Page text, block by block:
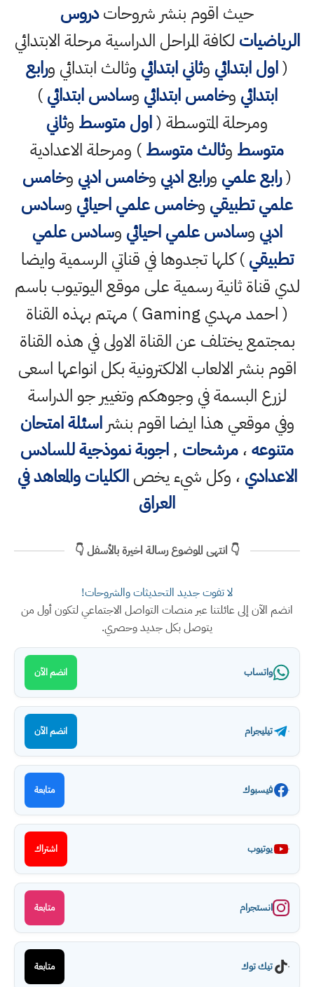
حيث اقوم بنشر شروحاتدروس
الرياضيات لكافة المراحل الدراسية مرحلة الابتدائي
(اول ابتدائي وثاني ابتدائي وثالث ابتدائي ورابع
ابتدائي وخامس ابتدائي وسادس ابتدائي)
ومرحلة المتوسطة (اول متوسط وثاني
متوسط وثالث متوسط) ومرحلة الاعدادية
(رابع علمي ورابع ادبي وخامس ادبي وخامس
علمي تطبيقي وخامس علمي احيائي وسادس
ادبي وسادس علمي احيائي وسادس علمي
تطبيقي) كلها تجدوها في قناتي الرسمية وايضا
لدي قناة ثانية رسمية على موقع اليوتيوب باسم
( احمد مهدي Gaming ) مهتم بهذه القناة
بمجتمع يختلف عن القناة الاولى في هذه القناة
اقوم بنشر الالعاب الالكترونية بكل انواعها اسعى
لزرع البسمة في وجوهكم وتغيير جو الدراسة
وفي موقعي هذا ايضا اقوم بنشراسئلة امتحان
متنوعه،مرشحات ,اجوبة نموذجية للسادس
الاعدادي ، وكل شيء يخصالكليات والمعاهد في
العراق
👇 انتهى الموضوع رسالة اخيرة بالأسفل 👇
لا تفوت جديد التحديثات والشروحات!
انضم الآن إلى عائلتنا عبر منصات التواصل الاجتماعي لتكون أول من
يتوصل بكل جديد وحصري.
واتساب انضم الآن
تيليجرام انضم الآن
فيسبوك متابعة
يوتيوب اشتراك
انستجرام متابعة
تيك توك متابعة